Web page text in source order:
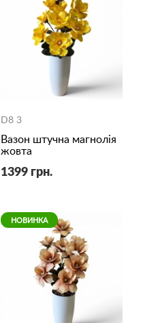
D8 3
Вазон штучна магнолія
жовта
1399 грн.
НОВИНКА